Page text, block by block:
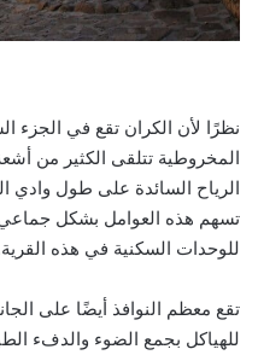
نظرًا لأن الكران تقع في الجزء
المخروطية تتلقى الكثير من
الرياح السائدة على طول وادي
تسهم هذه العوامل بشكل جماعي
للوحدات السكنية في هذه
تقع معظم النوافذ أيضًا على
للهياكل بجمع الضوء والدفء